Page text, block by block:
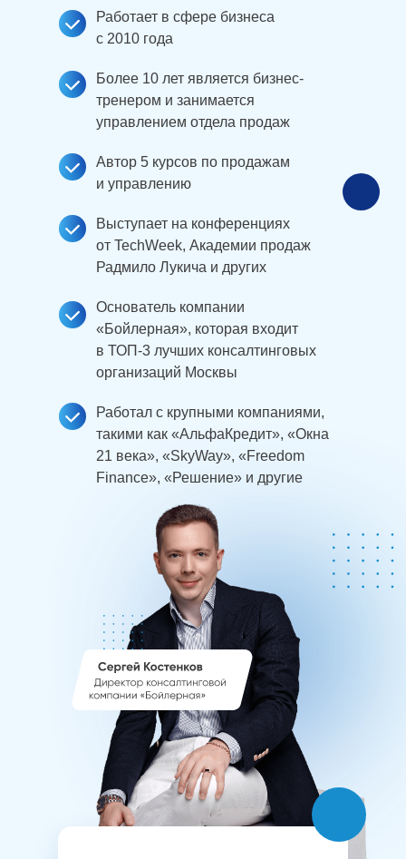
Работает в сфере бизнеса
с 2010 года
Более 10 лет является бизнес-
тренером и занимается
управлением отдела продаж
Автор 5 курсов по продажам
и управлению
Выступает на конференциях
от TechWeek, Академии продаж
Радмило Лукича и других
Основатель компании
«Бойлерная», которая входит
в ТОП-3 лучших консалтинговых
организаций Москвы
Работал с крупными компаниями,
такими как «АльфаКредит», «Окна
21 века», «SkyWay», «Freedom
Finance», «Решение» и другие